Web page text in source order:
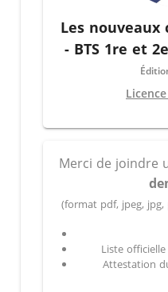
Les nouveaux
- BTS 1re et
Merci de joindre
(format pdf, jpeg,
Liste
Attestation